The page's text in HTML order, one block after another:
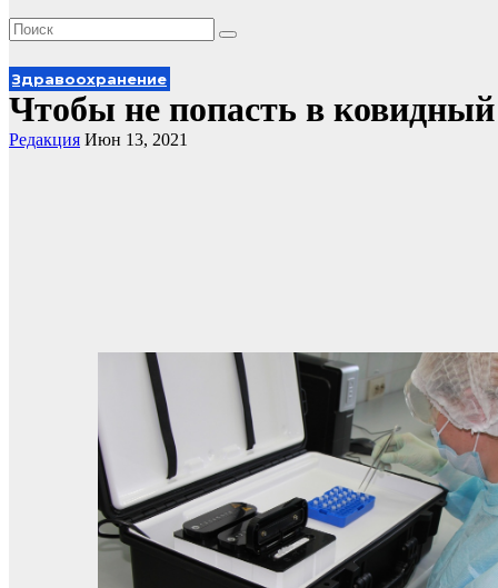
Здравоохранение
Чтобы не попасть в ковидный
Редакция Июн 13, 2021